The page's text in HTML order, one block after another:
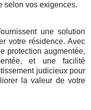
selon vos exigences.
une solution
votre résidence. Avec
protection augmentée,
et une facilité
judicieux pour
la valeur de votre